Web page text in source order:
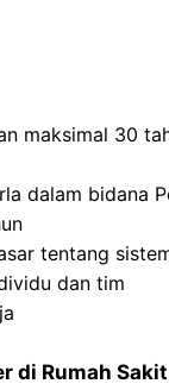
maksimal 30
dalam bidana
tentang
dan tim
di Rumah Sakit